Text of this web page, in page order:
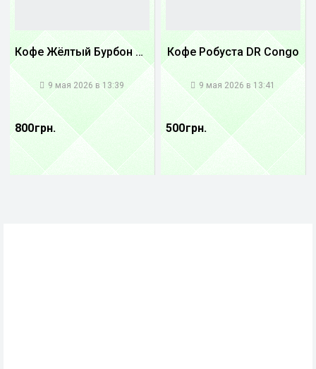
Кофе Жёлтый Бурбон Бразилия
9 мая 2026 в 13:39
800 грн.
Кофе Робуста DR Congo
9 мая 2026 в 13:41
500 грн.